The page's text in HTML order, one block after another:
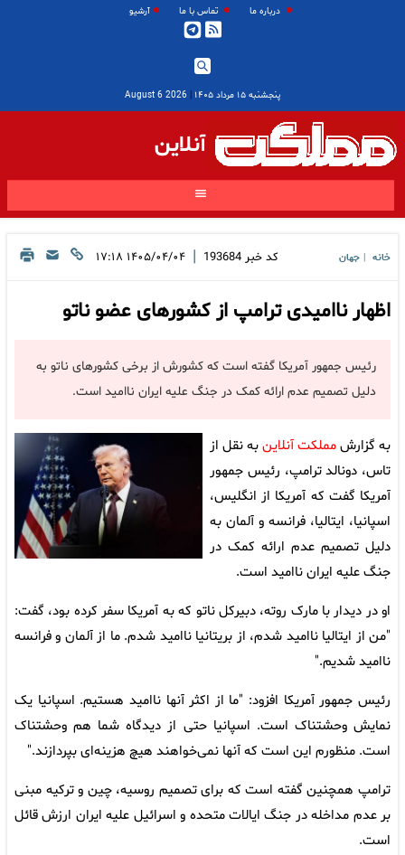
درباره ما تماس با ما آرشیو
پنجشنبه ۱۵ مرداد ۱۴۰۵ |
2026 August 6
آنلاین
خانه جهان کد خبر 193684
| ۱۴۰۵/۰۴/۰۴ ۱۷:۱۸
اظهار ناامیدی ترامپ از کشورهای عضو ناتو
رئیس جمهور آمریکا گفته است که کشورش از برخی کشورهای ناتو به
دلیل تصمیم عدم ارائه کمک در جنگ علیه ایران ناامید است.
به گزارشمملکت آنلاینبه نقل از
تاس، دونالد ترامپ، رئیس جمهور
آمریکا گفت که آمریکا از انگلیس،
اسپانیا، ایتالیا، فرانسه و آلمان به
دلیل تصمیم عدم ارائه کمک در
جنگ علیه ایران ناامید است.
او در دیدار با مارک روته، دبیرکل ناتو که به آمریکا سفر کرده بود، گفت:
"من از ایتالیا ناامید شدم، از بریتانیا ناامید شدم. ما از آلمان و فرانسه
ناامید شدیم."
رئیس جمهور آمریکا افزود: "ما از اکثر آنها ناامید هستیم. اسپانیا یک
نمایش وحشتناک است. اسپانیا حتی از دیدگاه شما هم وحشتناک
است. منظورم این است که آنها نمی‌خواهند هیچ هزینه‌ای بپردازند."
ترامپ همچنین گفته است که برای تصمیم روسیه، چین و ترکیه مبنی
بر عدم مداخله در جنگ ایالات متحده و اسرائیل علیه ایران ارزش قائل
است.